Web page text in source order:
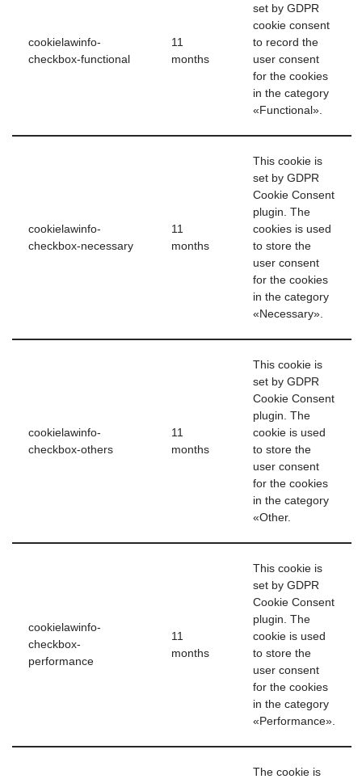
cookielawinfo-
checkbox-functional
11
months
set by GDPR
cookie consent
to record the
user consent
for the cookies
in the category
«Functional».
cookielawinfo-
checkbox-necessary
11
months
This cookie is
set by GDPR
Cookie Consent
plugin. The
cookies is used
to store the
user consent
for the cookies
in the category
«Necessary».
cookielawinfo-
checkbox-others
11
months
This cookie is
set by GDPR
Cookie Consent
plugin. The
cookie is used
to store the
user consent
for the cookies
in the category
«Other.
cookielawinfo-
checkbox-
performance
11
months
This cookie is
set by GDPR
Cookie Consent
plugin. The
cookie is used
to store the
user consent
for the cookies
in the category
«Performance».
The cookie is